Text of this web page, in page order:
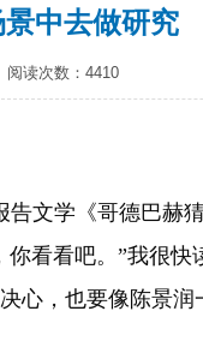
中去做研究
读次数：4410
文学《哥德巴赫
看看吧。”我很
心，也要像陈景润